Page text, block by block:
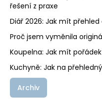
řešení z praxe
Diář 2026: Jak mít
Proč jsem vyměnila
Koupelna: Jak mít
Kuchyně: Jak na
Archiv